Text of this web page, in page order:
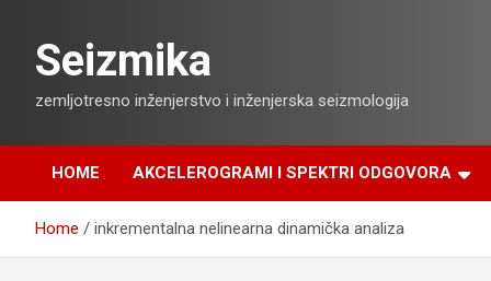
contentSeizmika
zemljotresno inženjerstvo i inženjerska seizmologija
HOME AKCELEROGRAMI I SPEKTRI ODGOVORA
Home inkrementalna nelinearna dinamička analiza